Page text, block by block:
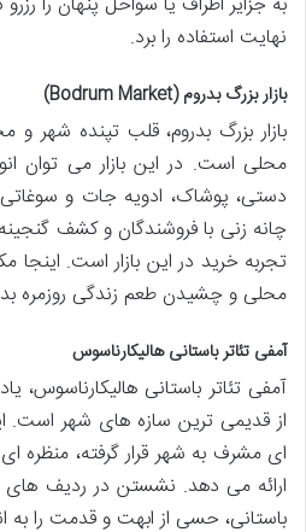
نهایت استفاده را برد.
بازار بزرگ بدروم (Bodrum Market)
بازار بزرگ بدروم، قلب تپنده شهر و
محلی است. در این بازار می توان
دستی، پوشاک، ادویه جات و
چانه زنی با فروشندگان و کشف
تجربه خرید در این بازار است. اینجا
محلی و چشیدن طعم زندگی روزمره
آمفی تئاتر باستانی هالیکارناسوس
آمفی تئاتر باستانی هالیکارناسوس،
از قدیمی ترین سازه های شهر است.
ای مشرف به شهر قرار گرفته، منظره ای
ارائه می دهد. نشستن در ردیف های
باستانی، حسی از ابهت و قدمت را